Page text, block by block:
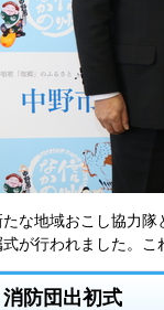
たな地域おこし協力
式が行われました。こ
消防団出初式